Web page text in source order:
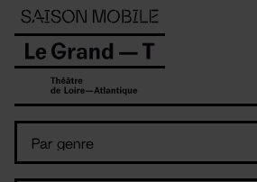
Panneau de gestion des cookies